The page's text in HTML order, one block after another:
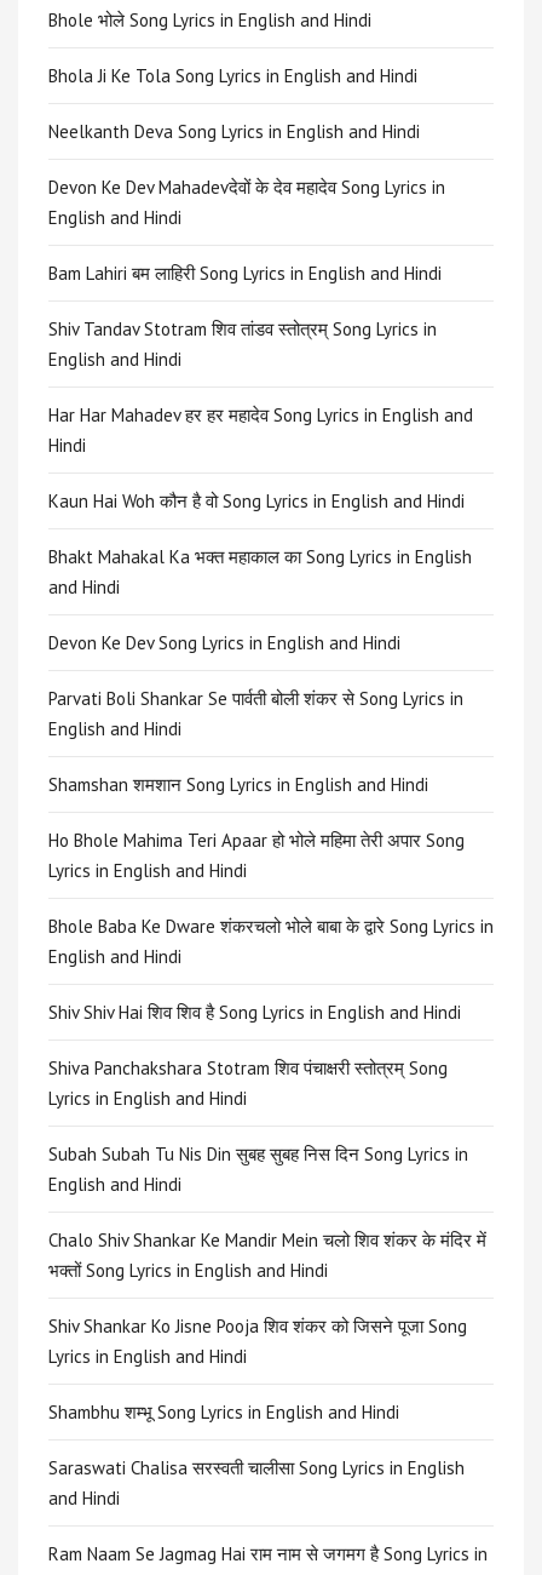
Bhole भोले Song Lyrics in English and Hindi
Bhola Ji Ke Tola Song Lyrics in English and Hindi
Neelkanth Deva Song Lyrics in English and Hindi
Devon Ke Dev Mahadevदेवों के देव महादेव Song Lyrics in
English and Hindi
Bam Lahiri बम लाहिरी Song Lyrics in English and Hindi
Shiv Tandav Stotram शिव तांडव स्तोत्रम् Song Lyrics in
English and Hindi
Har Har Mahadev हर हर महादेव Song Lyrics in English and
Hindi
Kaun Hai Woh कौन है वो Song Lyrics in English and Hindi
Bhakt Mahakal Ka भक्त महाकाल का Song Lyrics in English
and Hindi
Devon Ke Dev Song Lyrics in English and Hindi
Parvati Boli Shankar Se पार्वती बोली शंकर से Song Lyrics in
English and Hindi
Shamshan शमशान Song Lyrics in English and Hindi
Ho Bhole Mahima Teri Apaar हो भोले महिमा तेरी अपार Song
Lyrics in English and Hindi
Bhole Baba Ke Dware शंकरचलो भोले बाबा के द्वारे Song Lyrics in
English and Hindi
Shiv Shiv Hai शिव शिव है Song Lyrics in English and Hindi
Shiva Panchakshara Stotram शिव पंचाक्षरी स्तोत्रम् Song
Lyrics in English and Hindi
Subah Subah Tu Nis Din सुबह सुबह निस दिन Song Lyrics in
English and Hindi
Chalo Shiv Shankar Ke Mandir Mein चलो शिव शंकर के मंदिर में
भक्तों Song Lyrics in English and Hindi
Shiv Shankar Ko Jisne Pooja शिव शंकर को जिसने पूजा Song
Lyrics in English and Hindi
Shambhu शम्भू Song Lyrics in English and Hindi
Saraswati Chalisa सरस्वती चालीसा Song Lyrics in English
and Hindi
Ram Naam Se Jagmag Hai राम नाम से जगमग है Song Lyrics in